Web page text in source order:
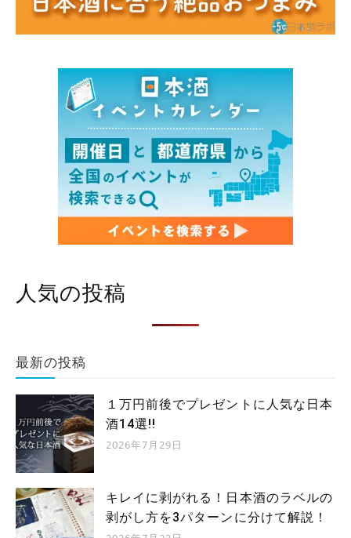
人気の投稿
最新の投稿
１万円前後でプレゼントに人気な日本
酒14選!!
2026年7月29日
キレイに剥がれる！日本酒のラベルの
剥がし方を3パターンに分けて解説！